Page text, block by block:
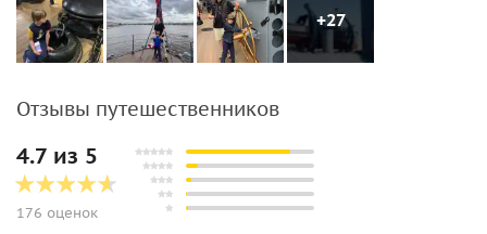
+27
Отзывы путешественников
4.7 из 5
176 оценок